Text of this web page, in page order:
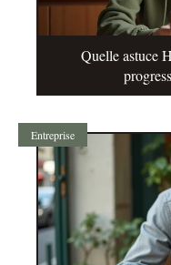
Quelle astuce
Entreprise